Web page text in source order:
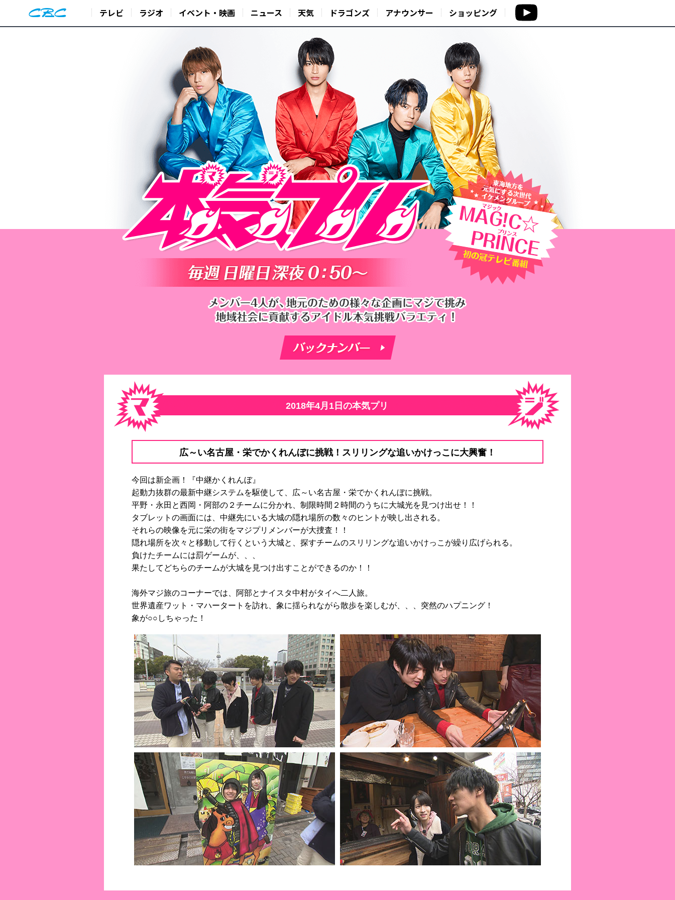
テレビ ラジオ イベント・映画 ニュース 天気 ドラゴンズ アナウンサー ショッピング
2018年4月1日の本気プリ
広～い名古屋・栄でかくれんぼに挑戦！スリリングな追いかけっこに大興奮！
今回は新企画！『中継かくれんぼ』
起動力抜群の最新中継システムを駆使して、広～い名古屋・栄でかくれんぼに挑戦。
平野・永田と西岡・阿部の２チームに分かれ、制限時間２時間のうちに大城光を見つけ出せ！！
タブレットの画面には、中継先にいる大城の隠れ場所の数々のヒントが映し出される。
それらの映像を元に栄の街をマジプリメンバーが大捜査！！
隠れ場所を次々と移動して行くという大城と、探すチームのスリリングな追いかけっこが繰り広げられる。
負けたチームには罰ゲームが、、、
果たしてどちらのチームが大城を見つけ出すことができるのか！！
海外マジ旅のコーナーでは、阿部とナイスタ中村がタイへ二人旅。
世界遺産ワット・マハータートを訪れ、象に揺られながら散歩を楽しむが、、、突然のハプニング！
象が○○しちゃった！